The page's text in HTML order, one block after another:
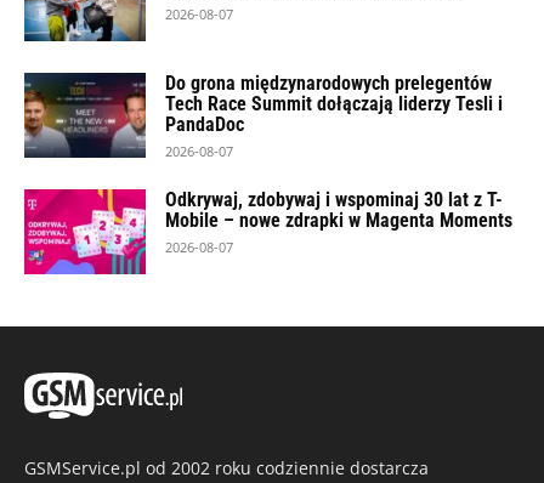
2026-08-07
Do grona międzynarodowych prelegentów
Tech Race Summit dołączają liderzy Tesli i
PandaDoc
2026-08-07
Odkrywaj, zdobywaj i wspominaj 30 lat z T-
Mobile – nowe zdrapki w Magenta Moments
2026-08-07
GSMService.pl od 2002 roku codziennie dostarcza